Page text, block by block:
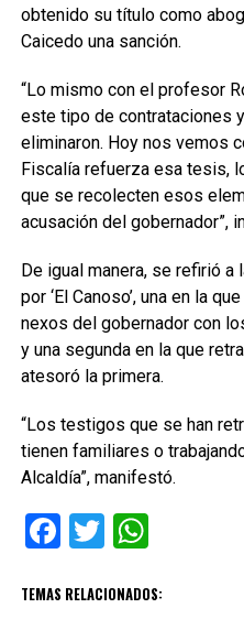
obtenido su título como
Caicedo una sanción.
“Lo mismo con el profesor
este tipo de contrataciones
eliminaron. Hoy nos vemos
Fiscalía refuerza esa tesis,
que se recolecten esos
acusación del gobernador”,
De igual manera, se refirió
por ‘El Canoso’, una en la
nexos del gobernador con
y una segunda en la que
atesoró la primera.
“Los testigos que se han
tienen familiares o
Alcaldía”, manifestó.
Facebook
Twitter
TEMAS RELACIONADOS: